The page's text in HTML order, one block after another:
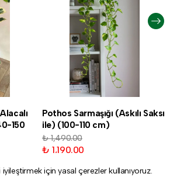
iyileştirmek için yasal çerezler kullanıyoruz.
150
Pothos Sarmaşığı (Askılı Saksı
ile) (100-110 cm)
₺ 1,490.00
₺ 1,190.00